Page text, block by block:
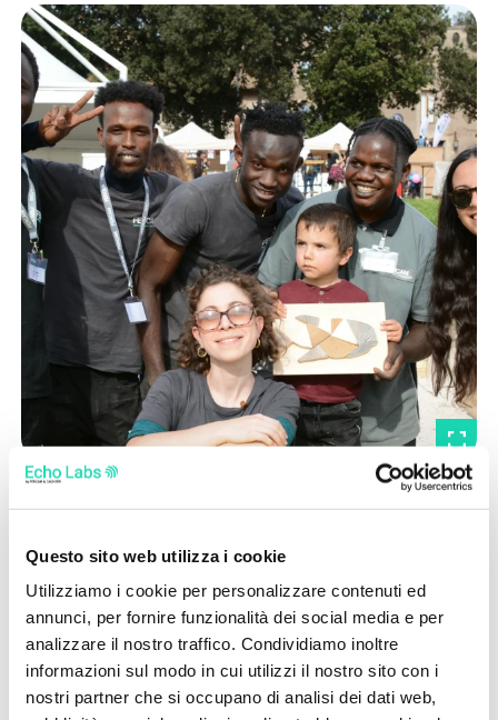
Questo sito web utilizza i cookie
Utilizziamo i cookie per personalizzare contenuti ed
annunci, per fornire funzionalità dei social media e per
analizzare il nostro traffico. Condividiamo inoltre
informazioni sul modo in cui utilizzi il nostro sito con i
nostri partner che si occupano di analisi dei dati web,